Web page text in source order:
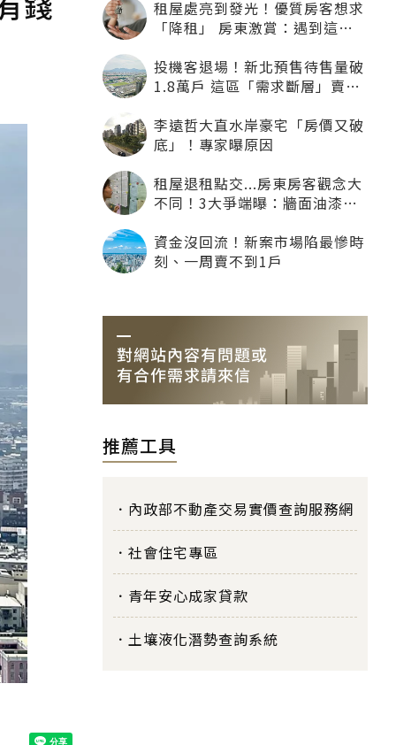
租屋處亮到發光！優質房客想求
「降租」 房東激賞：遇到這種
投機客退場！新北預售待售量破
1.8萬戶 這區「需求斷層」賣壓
李遠哲大直水岸豪宅「房價又破
底」！專家曝原因
租屋退租點交...房東房客觀念大
不同！3大爭端曝：牆面油漆、
資金沒回流！新案市場陷最慘時
刻、一周賣不到1戶
推薦工具
內政部不動產交易實價查詢服務網
社會住宅專區
青年安心成家貸款
土壤液化潛勢查詢系統